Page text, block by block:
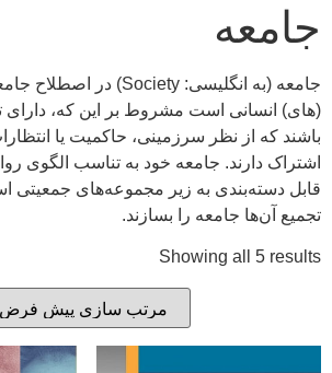
جامعه
جامعه (به انگلیسی: Society) در اصطلاح
(های) انسانی است مشروط بر این که، دارای
باشند که از نظر سرزمینی، حاکمیت یا
اشتراک دارند. جامعه خود به تناسب الگوی
قابل دسته‌بندی به زیر مجموعه‌های جمعیتی
تجمیع آن‌ها جامعه را بسازند.
Showing all 5 results